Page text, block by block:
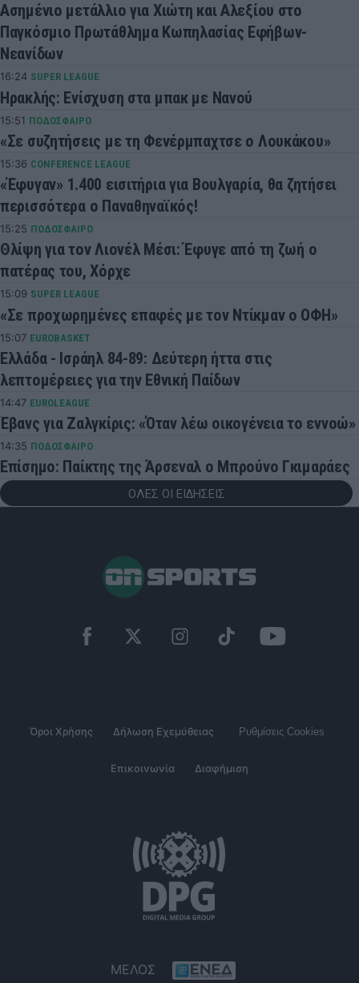
Ασημένιο μετάλλιο για Χιώτη και Αλεξίου στο
Παγκόσμιο Πρωτάθλημα Κωπηλασίας Εφήβων-
Νεανίδων
16:24 SUPER LEAGUE
Ηρακλής: Ενίσχυση στα μπακ με Νανού
15:51 ΠΟΔΟΣΦΑΙΡΟ
«Σε συζητήσεις με τη Φενέρμπαχτσε ο Λουκάκου»
15:36 CONFERENCE LEAGUE
«Έφυγαν» 1.400 εισιτήρια για Βουλγαρία, θα ζητήσει
περισσότερα ο Παναθηναϊκός!
15:25 ΠΟΔΟΣΦΑΙΡΟ
Θλίψη για τον Λιονέλ Μέσι: Έφυγε από τη ζωή ο
πατέρας του, Χόρχε
15:09 SUPER LEAGUE
«Σε προχωρημένες επαφές με τον Ντίκμαν ο ΟΦΗ»
15:07 EUROBASKET
Ελλάδα - Ισράηλ 84-89: Δεύτερη ήττα στις
λεπτομέρειες για την Εθνική Παίδων
14:47 EUROLEAGUE
Έβανς για Ζαλγκίρις: «Όταν λέω οικογένεια το εννοώ»
14:35 ΠΟΔΟΣΦΑΙΡΟ
Επίσημο: Παίκτης της Άρσεναλ ο Μπρούνο Γκιμαράες
ΟΛΕΣ ΟΙ ΕΙΔΗΣΕΙΣ
Όροι Χρήσης Δήλωση Εχεμύθειας Ρυθμίσεις Cookies
Επικοινωνία Διαφήμιση
ΜΕΛΟΣ